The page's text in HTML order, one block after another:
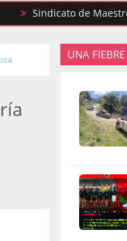
de Maestros al
UNA